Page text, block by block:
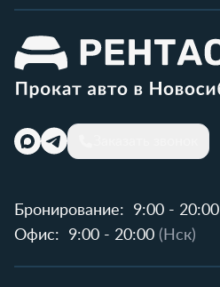
Бронирование: 9:00 - 20:00
Офис:
9:00 - 20:00 (Нск)